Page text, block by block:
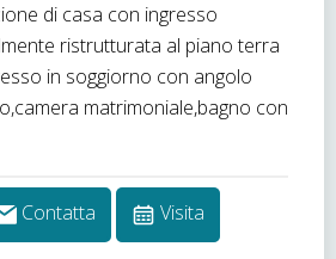
di casa con ingresso
ristrutturata al piano terra
in soggiorno con angolo
matrimoniale,bagno con
Contatta Visita